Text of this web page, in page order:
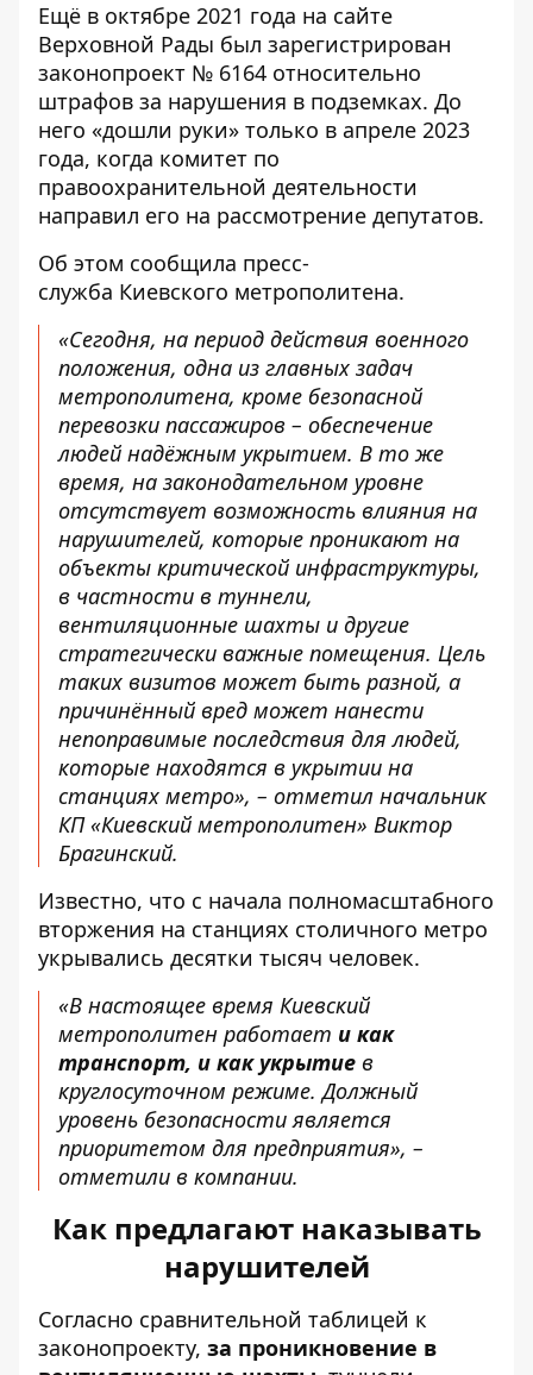
Ещё в октябре 2021 года на сайте
Верховной Рады был зарегистрирован
законопроект № 6164 относительно
штрафов за нарушения в подземках. До
него «дошли руки» только в апреле 2023
года, когда комитет по
правоохранительной деятельности
направил его на рассмотрение депутатов.
Об этом сообщила пресс-
служба Киевского метрополитена.
«Сегодня, на период действия военного
положения, одна из главных задач
метрополитена, кроме безопасной
перевозки пассажиров – обеспечение
людей надёжным укрытием. В то же
время, на законодательном уровне
отсутствует возможность влияния на
нарушителей, которые проникают на
объекты критической инфраструктуры,
в частности в туннели,
вентиляционные шахты и другие
стратегически важные помещения. Цель
таких визитов может быть разной, а
причинённый вред может нанести
непоправимые последствия для людей,
которые находятся в укрытии на
станциях метро», – отметил начальник
КП «Киевский метрополитен» Виктор
Брагинский.
Известно, что с начала полномасштабного
вторжения на станциях столичного метро
укрывались десятки тысяч человек.
«В настоящее время Киевский
метрополитен работает и как
транспорт, и как укрытие в
круглосуточном режиме. Должный
уровень безопасности является
приоритетом для предприятия», –
отметили в компании.
Как предлагают наказывать
нарушителей
Согласно сравнительной таблицей к
законопроекту, за проникновение в